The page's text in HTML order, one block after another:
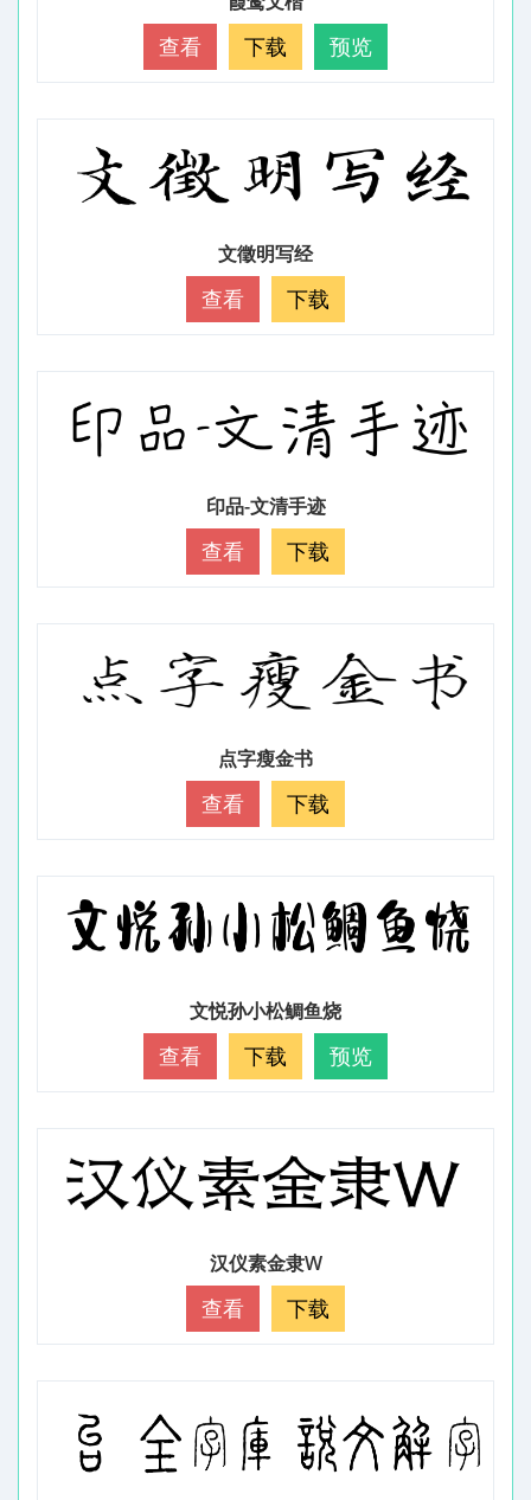
查看 下载 预览
文徵明写经
查看 下载
印品-文清手迹
查看 下载
点字瘦金书
查看 下载
文悦孙小松鲷鱼烧
查看 下载 预览
汉仪素金隶W
查看 下载